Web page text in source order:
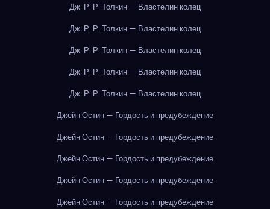
Дж. Р. Р. Толкин — Властелин колец
Дж. Р. Р. Толкин — Властелин колец
Дж. Р. Р. Толкин — Властелин колец
Дж. Р. Р. Толкин — Властелин колец
Дж. Р. Р. Толкин — Властелин колец
Джейн Остин — Гордость и предубеждение
Джейн Остин — Гордость и предубеждение
Джейн Остин — Гордость и предубеждение
Джейн Остин — Гордость и предубеждение
Джейн Остин — Гордость и предубеждение